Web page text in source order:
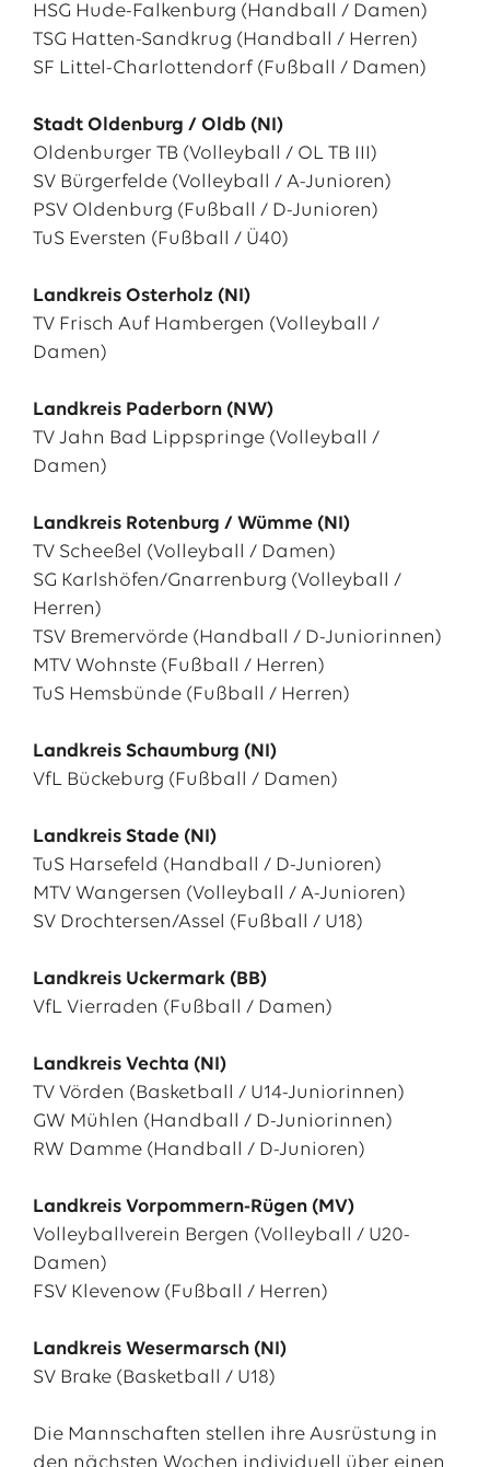
HSG Hude-Falkenburg (Handball / Damen)
TSG Hatten-Sandkrug (Handball / Herren)
SF Littel-Charlottendorf (Fußball / Damen)
Stadt Oldenburg / Oldb (NI)
Oldenburger TB (Volleyball / OL TB III)
SV Bürgerfelde (Volleyball / A-Junioren)
PSV Oldenburg (Fußball / D-Junioren)
TuS Eversten (Fußball / Ü40)
Landkreis Osterholz (NI)
TV Frisch Auf Hambergen (Volleyball /
Damen)
Landkreis Paderborn (NW)
TV Jahn Bad Lippspringe (Volleyball /
Damen)
Landkreis Rotenburg / Wümme (NI)
TV Scheeßel (Volleyball / Damen)
SG Karlshöfen/Gnarrenburg (Volleyball /
Herren)
TSV Bremervörde (Handball / D-Juniorinnen)
MTV Wohnste (Fußball / Herren)
TuS Hemsbünde (Fußball / Herren)
Landkreis Schaumburg (NI)
VfL Bückeburg (Fußball / Damen)
Landkreis Stade (NI)
TuS Harsefeld (Handball / D-Junioren)
MTV Wangersen (Volleyball / A-Junioren)
SV Drochtersen/Assel (Fußball / U18)
Landkreis Uckermark (BB)
VfL Vierraden (Fußball / Damen)
Landkreis Vechta (NI)
TV Vörden (Basketball / U14-Juniorinnen)
GW Mühlen (Handball / D-Juniorinnen)
RW Damme (Handball / D-Junioren)
Landkreis Vorpommern-Rügen (MV)
Volleyballverein Bergen (Volleyball / U20-
Damen)
FSV Klevenow (Fußball / Herren)
Landkreis Wesermarsch (NI)
SV Brake (Basketball / U18)
Die Mannschaften stellen ihre Ausrüstung in